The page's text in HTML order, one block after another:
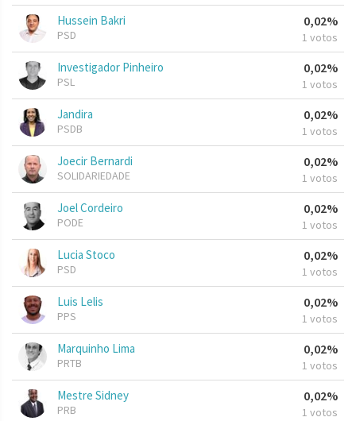
Hussein Bakri
PSD
0,02%
1 votos
Investigador Pinheiro
PSL
0,02%
1 votos
Jandira
PSDB
0,02%
1 votos
Joecir Bernardi
SOLIDARIEDADE
0,02%
1 votos
Joel Cordeiro
PODE
0,02%
1 votos
Lucia Stoco
PSD
0,02%
1 votos
Luis Lelis
PPS
0,02%
1 votos
Marquinho Lima
PRTB
0,02%
1 votos
Mestre Sidney
PRB
0,02%
1 votos